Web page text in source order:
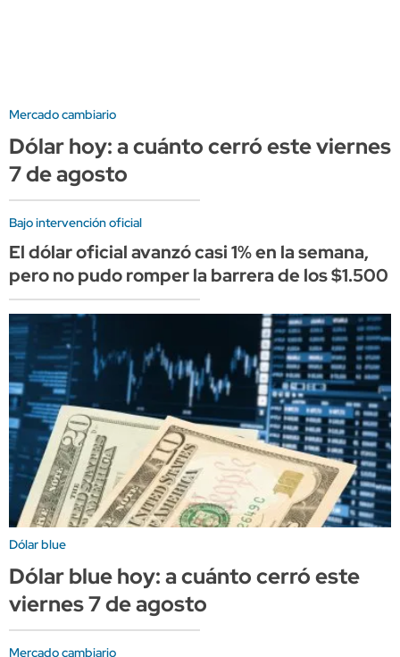
Mercado cambiario
Dólar hoy: a cuánto cerró este viernes
7 de agosto
Bajo intervención oficial
El dólar oficial avanzó casi 1% en la semana,
pero no pudo romper la barrera de los $1.500
Dólar blue
Dólar blue hoy: a cuánto cerró este
viernes 7 de agosto
Mercado cambiario